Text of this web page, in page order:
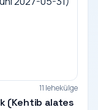
11 lehekülge
(Kehtib alates